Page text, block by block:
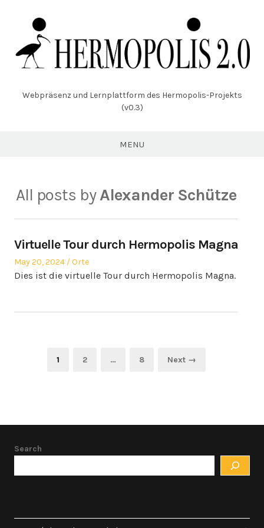
Webpräsenz und Lernplattform des Hermopolis-Projekts
(v0.3)
MENU
All posts byAlexander Schütze
Virtuelle Tour durch Hermopolis Magna
Posted
on
May 20, 2024
Posted
in
Orte
Dies ist die virtuelle Tour durch Hermopolis Magna.
Page
1 Page
2 … Page
8 Next →
Search